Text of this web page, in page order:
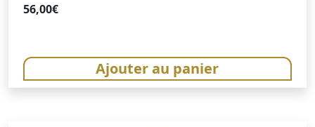
56,00€
Ajouter au panier